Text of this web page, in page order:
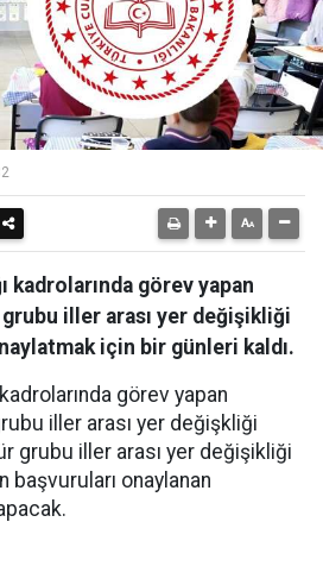
kadrolarında görev yapan
iller arası yer değişikliği
için bir günleri kaldı.
görev yapan
iller arası yer değişkliği
grubu iller arası yer değişikliği
onaylanan